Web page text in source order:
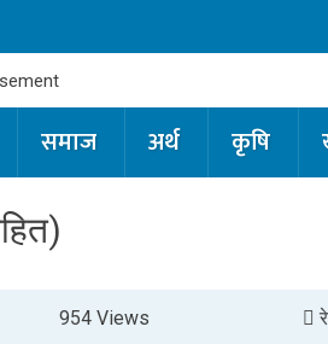
समाज अर्थ कृषि
954 Views